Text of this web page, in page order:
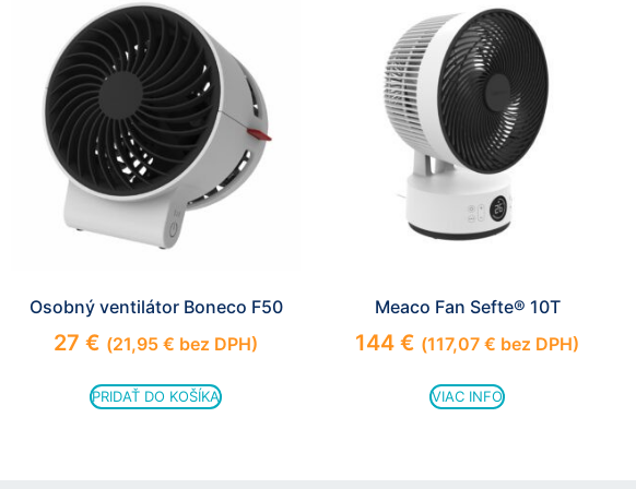
Osobný ventilátor Boneco F50
27 € (21,95 € bez DPH)
PRIDAŤ DO KOŠÍKA
Meaco Fan Sefte® 10T
144 € (117,07 € bez DPH)
VIAC INFO